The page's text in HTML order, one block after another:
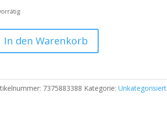
In den Warenkorb
7375883388 Kategorie:Unkategorisiert